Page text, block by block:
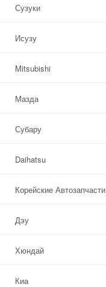
Сузуки
Исузу
Mitsubishi
Мазда
Субару
Daihatsu
Корейские Автозапчасти
Дэу
Хюндай
Киа